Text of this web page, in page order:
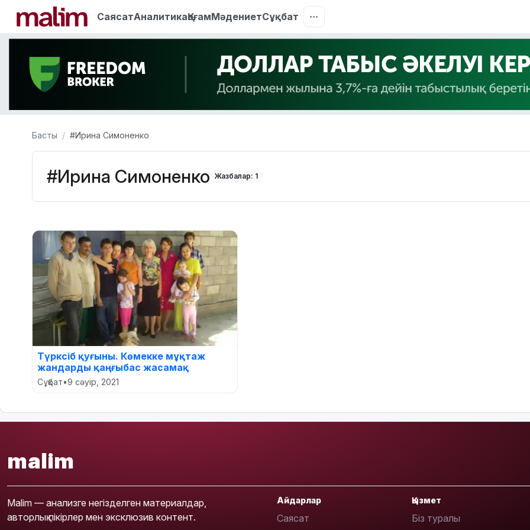
СаясатАналитикаҚоғамМәдениетСұқбат
Басты #Ирина Симоненко
#Ирина Симоненко Жазбалар: 1
Түрксіб қуғыны. Көмекке мұқтаж
жандарды қаңғыбас жасамақ
Сұқбат•9 сәуір, 2021
malim
Malim — анализге негізделген материалдар,
авторлық пікірлер мен эксклюзив контент.
Айдарлар
Саясат
Қызмет
Біз туралы